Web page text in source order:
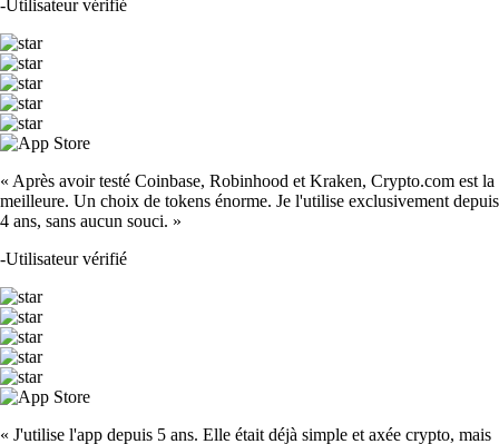
-Utilisateur vérifié
« Après avoir testé Coinbase, Robinhood et Kraken, Crypto.com est la
meilleure. Un choix de tokens énorme. Je l'utilise exclusivement depuis
4 ans, sans aucun souci. »
-Utilisateur vérifié
« J'utilise l'app depuis 5 ans. Elle était déjà simple et axée crypto, mais